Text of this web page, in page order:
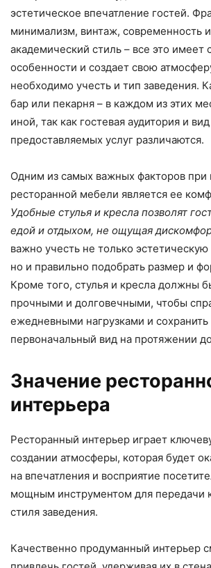
эстетическое впечатление гостей.
минимализм, винтаж, современность
академический стиль – все это имеет
особенности и создает свою
необходимо учесть и тип заведения.
бар или пекарня – в каждом из этих
иной, так как гостевая аудитория и вид
предоставляемых услуг различаются.
Одним из самых важных факторов при
ресторанной мебели является ее
Удобные стулья и кресла позволят
едой и отдыхом, не ощущая
важно учесть не только
но и правильно подобрать размер и
Кроме того, стулья и кресла должны
прочными и долговечными, чтобы
ежедневными нагрузками и сохранить
первоначальный вид на протяжении
Значение
интерьера
Ресторанный интерьер играет
создании атмосферы, которая будет
на впечатления и восприятие
мощным инструментом для передачи
стиля заведения.
Качественно продуманный интерьер